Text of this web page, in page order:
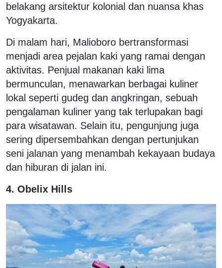
belakang arsitektur kolonial dan nuansa khas
Yogyakarta.
Di malam hari, Malioboro bertransformasi
menjadi area pejalan kaki yang ramai dengan
aktivitas. Penjual makanan kaki lima
bermunculan, menawarkan berbagai kuliner
lokal seperti gudeg dan angkringan, sebuah
pengalaman kuliner yang tak terlupakan bagi
para wisatawan. Selain itu, pengunjung juga
sering dipersembahkan dengan pertunjukan
seni jalanan yang menambah kekayaan budaya
dan hiburan di jalan ini.
4. Obelix Hills